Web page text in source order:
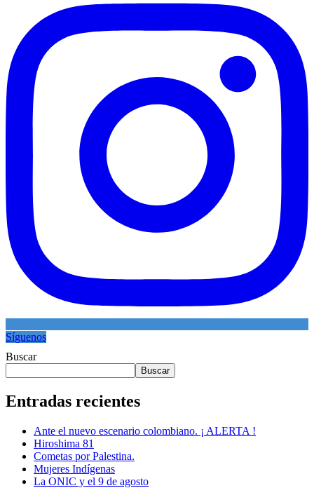
Síguenos
Buscar
Buscar
Entradas recientes
Ante el nuevo escenario colombiano. ¡ ALERTA !
Hiroshima 81
Cometas por Palestina.
Mujeres Indígenas
La ONIC y el 9 de agosto